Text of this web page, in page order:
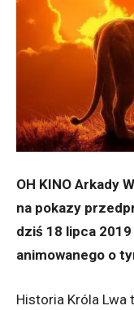
OH KINO Arkady
na pokazy
dziś 18 lipca
animowanego o
Historia Króla Lwa